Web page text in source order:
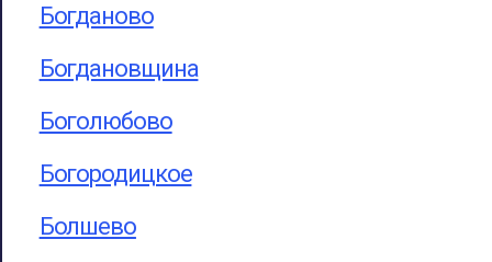
Богданово
Богдановщина
Боголюбово
Богородицкое
Болшево